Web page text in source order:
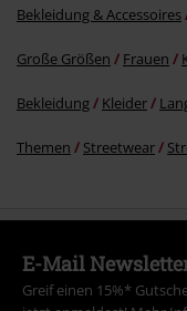
Bekleidung & Accessoires
Große Größen Frauen
Bekleidung Kleider
Themen Streetwear
E-Mail
Greif einen 15%*